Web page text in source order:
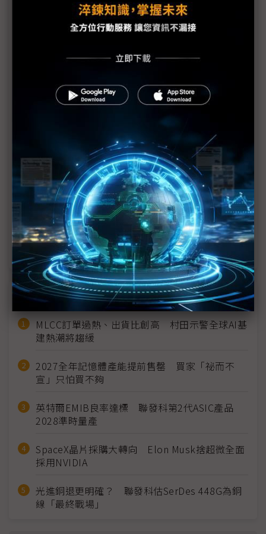
凱諾科技展出打造半導體晶圓及EUV光罩自動化最佳
FOPLP創新技術
錼創展出各種MicroLED顯示器解決方案 搭配展場藝
術設計 帶來沈浸感的科技之旅
Lam Research科林研發CEO現身SEMICON Taiwan
梭特科技混合鍵合設備為異質整合晶片開發提供助力
>>
近７天熱門報導
MLCC訂單過熱、出貨比創高 村田示警全球AI基
建熱潮將趨緩
2027全年記憶體產能提前售罄 買家「祕而不
宣」只怕買不夠
英特爾EMIB良率達標 聯發科第2代ASIC產品
2028準時量產
SpaceX晶片採購大轉向 Elon Musk捨超微全面
採用NVIDIA
光進銅退更明確？ 聯發科估SerDes 448G為銅
線「最終戰場」